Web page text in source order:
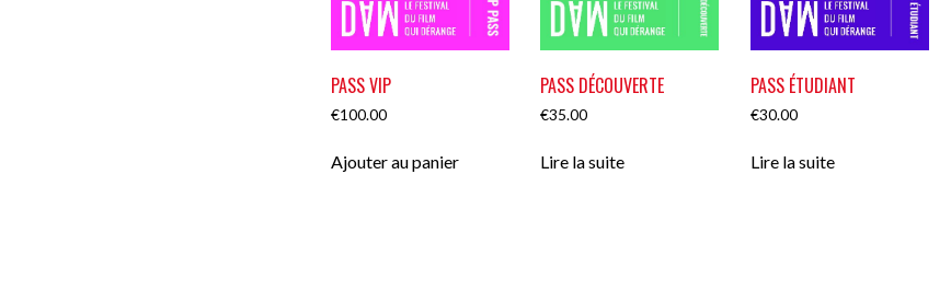
PASS VIP
€100.00
Ajouter au panier
PASS DÉCOUVERTE
€35.00
Lire la suite
PASS ÉTUDIANT
€30.00
Lire la suite